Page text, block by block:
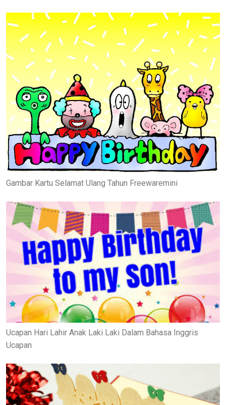
Gambar Kartu Selamat Ulang Tahun Freewaremini
Ucapan Hari Lahir Anak Laki Laki Dalam Bahasa Inggris
Ucapan